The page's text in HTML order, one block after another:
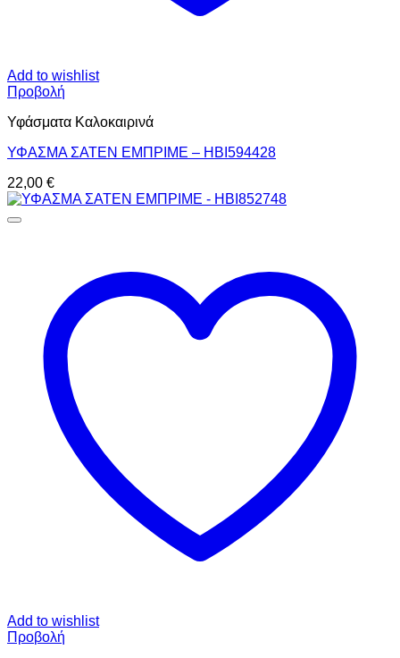
Add to wishlist
Προβολή
Υφάσματα Καλοκαιρινά
ΥΦΑΣΜΑ ΣΑΤΕΝ ΕΜΠΡΙΜΕ – HBI594428
22,00 €
Add to wishlist
Προβολή